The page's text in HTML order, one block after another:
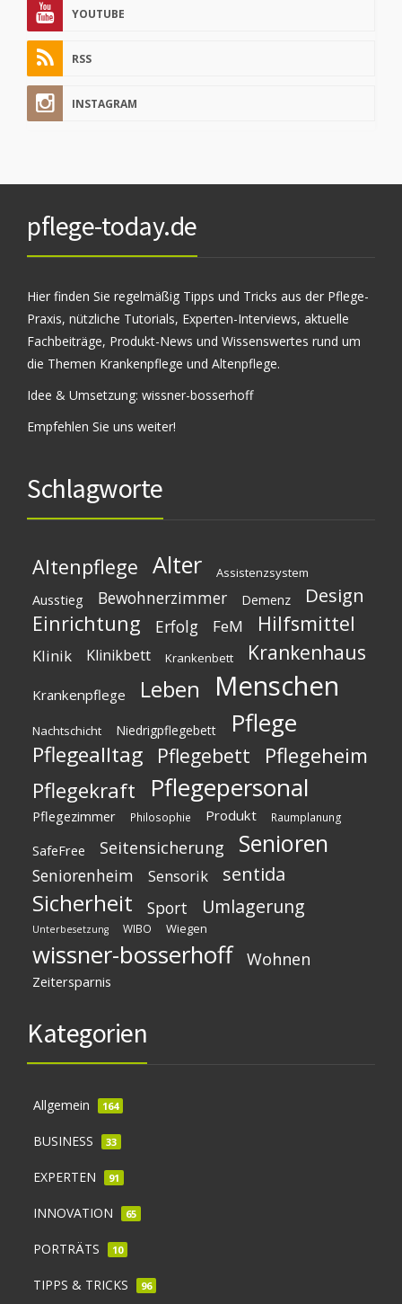
YOUTUBE
RSS
INSTAGRAM
pflege-today.de
Hier finden Sie regelmäßig Tipps und Tricks aus der Pflege-
Praxis, nützliche Tutorials, Experten-Interviews, aktuelle
Fachbeiträge, Produkt-News und Wissenswertes rund um
die Themen Krankenpflege und Altenpflege.
Idee & Umsetzung: wissner-bosserhoff
Empfehlen Sie uns weiter!
Schlagworte
Altenpflege Alter Assistenzsystem
Ausstieg Bewohnerzimmer Demenz Design
Einrichtung Erfolg FeM Hilfsmittel
Klinik Klinikbett Krankenbett Krankenhaus
Krankenpflege Leben Menschen
Nachtschicht Niedrigpflegebett Pflege
Pflegealltag Pflegebett
Pflegeheim
Pflegekraft
Pflegepersonal
Pflegezimmer Philosophie Produkt Raumplanung
SafeFree Seitensicherung Senioren
Seniorenheim Sensorik sentida
Sicherheit Sport Umlagerung
Unterbesetzung WIBO Wiegen
wissner-bosserhoff Wohnen
Zeitersparnis
Kategorien
Allgemein 164
BUSINESS 33
EXPERTEN 91
INNOVATION 65
PORTRÄTS 10
TIPPS & TRICKS 96